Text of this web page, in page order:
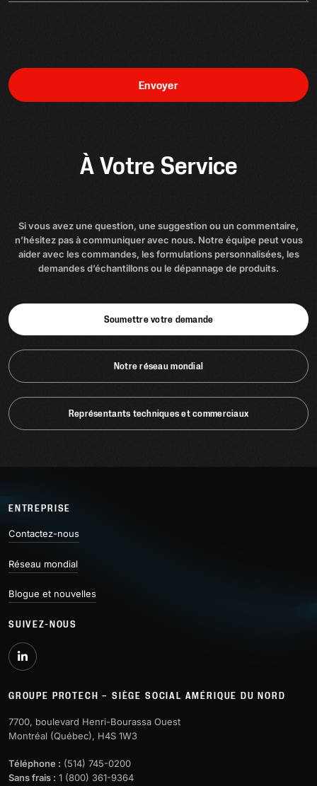
Envoyer
À Votre Service
Si vous avez une question, une suggestion ou un commentaire,
n’hésitez pas à communiquer avec nous. Notre équipe peut vous
aider avec les commandes, les formulations personnalisées, les
demandes d’échantillons ou le dépannage de produits.
Soumettre votre demande
Notre réseau mondial
Représentants techniques et commerciaux
ENTREPRISE
Contactez-nous
Réseau mondial
Blogue et nouvelles
SUIVEZ-NOUS
GROUPE PROTECH – SIÈGE SOCIAL AMÉRIQUE DU NORD
7700, boulevard Henri-Bourassa Ouest
Montréal (Québec), H4S 1W3
Téléphone : (514) 745-0200
Sans frais : 1 (800) 361-9364